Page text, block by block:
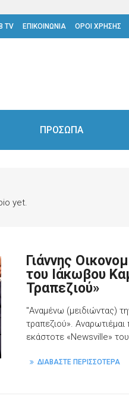
TV ΕΠΙΚΟΙΝΩΝΙΑ ΟΡΟΙ ΧΡΗΣΗΣ
ΠΡΟΣΩΠΑ
yet.
Γιάννης
του Ιάκωβου
Τραπεζιού»
"Αναμένω (μειδιώντας)
τραπεζιού».
εκάστοτε «Newsville»
ΔΙΑΒΑΣΤΕ ΠΕΡΙΣΣΟΤΕΡΑ